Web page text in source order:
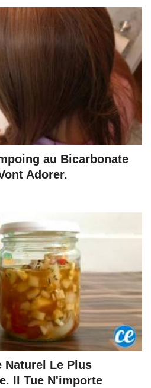
au Bicarbonate
Adorer.
Le Plus
Il Tue N'importe